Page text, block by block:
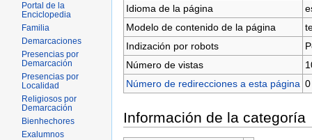
Idioma de la página
Modelo de contenido de la página
Indización por robots
Número de vistas
Número de redirecciones a esta página 0
Información de la categoría
Portal de la
Enciclopedia
Familia
Demarcaciones
Presencias por
Demarcación
Presencias por
Localidad
Religiosos por
Demarcación
Bienhechores
Exalumnos